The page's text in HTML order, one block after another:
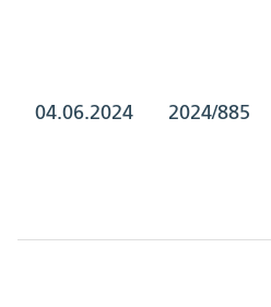
04.06.2024 2024/885